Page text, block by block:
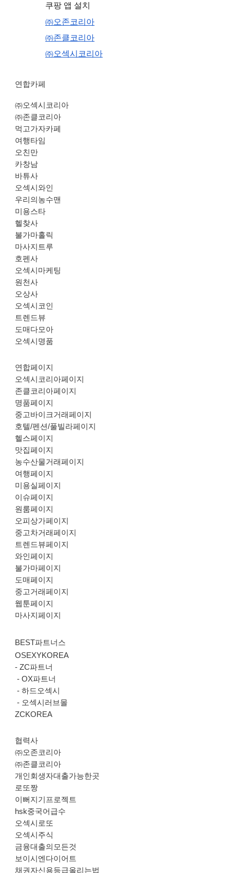
쿠팡 앱 설치
㈜오존코리아
㈜존클코리아
㈜오섹시코리아
연합카페
㈜오섹시코리아
㈜존클코리아
먹고가자카페
여행타임
오친만
카창남
바튜사
오섹시와인
우리의농수맨
미용스타
헬찾사
불가마홀릭
마사지트루
호펜사
오섹시마케팅
원천사
오상사
오섹시코인
트렌드뷰
도매다모아
오섹시명품
연합페이지
오섹시코리아페이지
존클코리아페이지
명품페이지
중고바이크거래페이지
호텔/펜션/풀빌라페이지
헬스페이지
맛집페이지
농수산물거래페이지
여행페이지
미용실페이지
이슈페이지
원룸페이지
오피상가페이지
중고차거래페이지
트렌드뷰페이지
와인페이지
불가마페이지
도매페이지
중고거래페이지
웹툰페이지
마사지페이지
BEST파트너스
OSEXYKOREA
-ZC파트너
-OX파트너
-하드오섹시
- 오섹시러브몰
ZCKOREA
협력사
㈜오존코리아
㈜존클코리아
개인회생자대출가능한곳
로또짱
이뻐지기프로젝트
hsk중국어급수
오섹시로또
오섹시주식
금융대출의모든것
보이시엔다이어트
채권자신용등급올리는법